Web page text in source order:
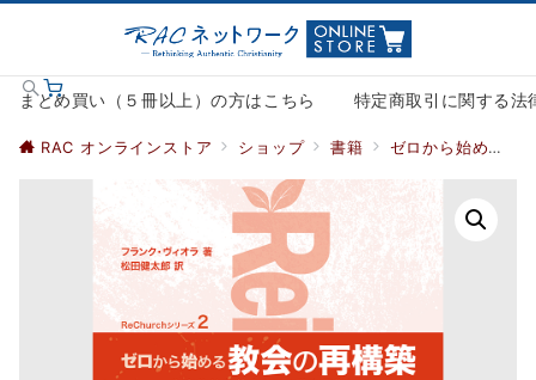
まとめ買い（５冊以上）の方はこちら 特定商取引に関する法
RAC オンラインストア ショップ 書籍 ゼロから始める教会の再構築